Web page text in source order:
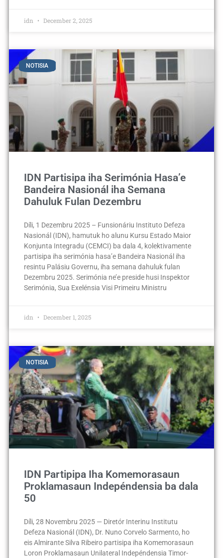
idn December 2, 2025
NOTISIA
IDN Partisipa iha Serimónia Hasa’e
Bandeira Nasionál iha Semana
Dahuluk Fulan Dezembru
Díli, 1 Dezembru 2025 – Funsionáriu Instituto Defeza
Nasionál (IDN), hamutuk ho alunu Kursu Estado Maior
Konjunta Integradu (CEMCI) ba dala 4, kolektivamente
partisipa iha serimónia hasa’e Bandeira Nasionál iha
resintu Palásiu Governu, iha semana dahuluk fulan
Dezembru 2025. Serimónia ne’e preside husi Inspektor
Serimónia, Sua Exelénsia Visi Primeiru Ministru
idn December 1, 2025
NOTISIA
IDN Partipipa Iha Komemorasaun
Proklamasaun Indepéndensia ba dala
50
Díli, 28 Novembru 2025 — Diretór Interinu Institutu
Defeza Nasionál (IDN), Dr. Nuno Corvelo Sarmento, ho
eis Almirante Silva Ribeiro partisipa iha Komemorasaun
Loron Proklamasaun Unilateral Indepéndensia Timor-